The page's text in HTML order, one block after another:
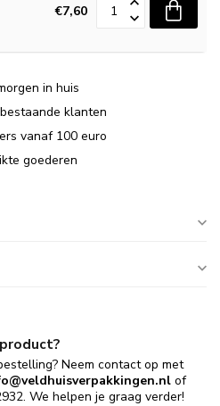
€7,60
in huis
klanten
vanaf 100 euro
goederen
Neem contact op met
of
We helpen je graag verder!